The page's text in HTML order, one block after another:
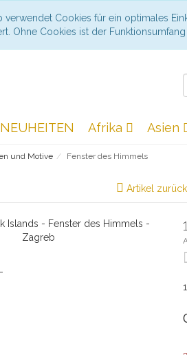
verwendet Cookies für ein optimales
Ohne Cookies ist der
NEUHEITEN Afrika Asien
und Motive Fenster des Himmels
Artikel zurück